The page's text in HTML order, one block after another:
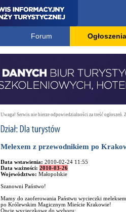
Forum Ogłoszenia
Uwaga! Serwis nie bierze odpowiedzialności za treść ogłoszeń.
Melexem z przewodnikiem po
Data wstawienia: 2010-02-24 11:55
Data ważności: 2010-03-26
Województwo: Małopolskie
Szanowni Państwo!
Mamy do zaoferowania Państwu wycieczki
po Królewskim Magicznym Mieście Krakowie!
Opcje wycieczkowe do wyboru: